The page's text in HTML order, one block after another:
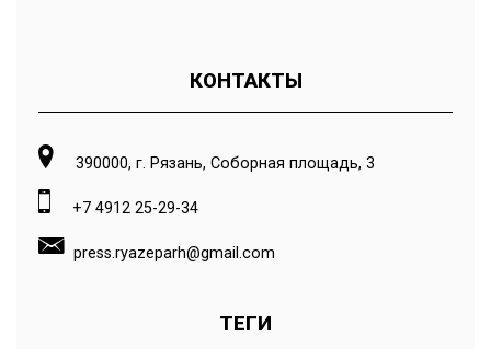
КОНТАКТЫ
390000, г. Рязань, Соборная площадь, 3
+7 4912 25-29-34
press.ryazeparh@gmail.com
ТЕГИ